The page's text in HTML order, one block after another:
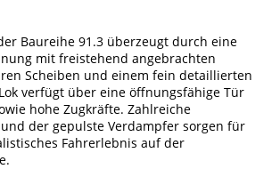
Baureihe 91.3 überzeugt durch eine
mit freistehend angebrachten
Scheiben und einem fein detaillierten
verfügt über eine öffnungsfähige Tür
hohe Zugkräfte. Zahlreiche
der gepulste Verdampfer sorgen für
Fahrerlebnis auf der